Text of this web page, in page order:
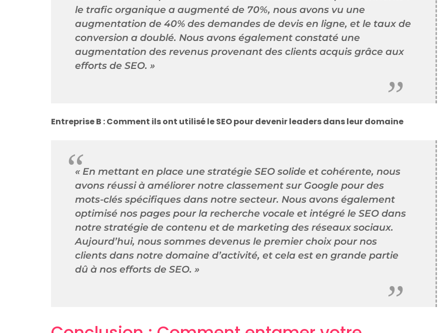
le trafic organique a augmenté de 70%, nous avons vu une
augmentation de 40% des demandes de devis en ligne, et le taux de
conversion a doublé. Nous avons également constaté une
augmentation des revenus provenant des clients acquis grâce aux
efforts de SEO. »
Entreprise B : Comment ils ont utilisé le SEO pour devenir leaders dans leur domaine
« En mettant en place une stratégie SEO solide et cohérente, nous
avons réussi à améliorer notre classement sur Google pour des
mots-clés spécifiques dans notre secteur. Nous avons également
optimisé nos pages pour la recherche vocale et intégré le SEO dans
notre stratégie de contenu et de marketing des réseaux sociaux.
Aujourd’hui, nous sommes devenus le premier choix pour nos
clients dans notre domaine d’activité, et cela est en grande partie
dû à nos efforts de SEO. »